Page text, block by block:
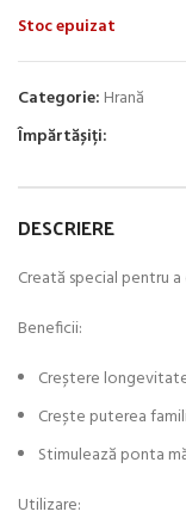
Stoc epuizat
Categorie: Hrană
Împărtășiți:
DESCRIERE
Creată special pentru
Beneficii:
Creștere
Crește puterea
Stimulează ponta
Utilizare: